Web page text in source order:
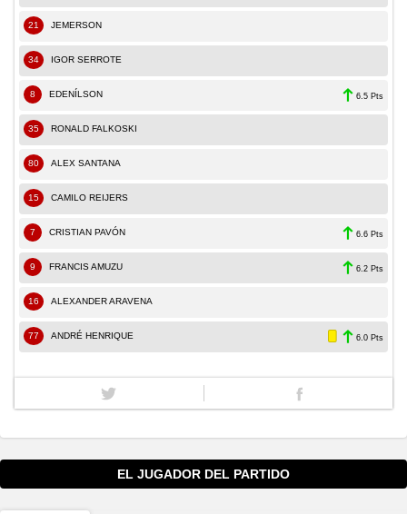
21 JEMERSON
34 IGOR SERROTE
8 EDENÍLSON 6.5 Pts
35 RONALD FALKOSKI
80 ALEX SANTANA
15 CAMILO REIJERS
7 CRISTIAN PAVÓN 6.6 Pts
9 FRANCIS AMUZU 6.2 Pts
16 ALEXANDER ARAVENA
77 ANDRÉ HENRIQUE 6.0 Pts
EL JUGADOR DEL PARTIDO